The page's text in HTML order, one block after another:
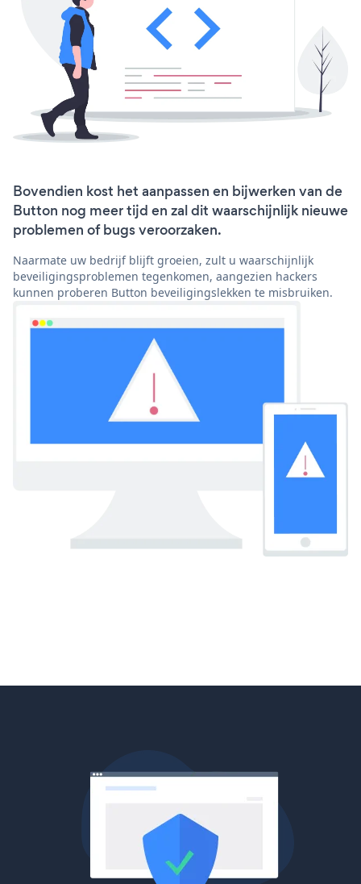
Bovendien kost het aanpassen en bijwerken van de
Button nog meer tijd en zal dit waarschijnlijk nieuwe
problemen of bugs veroorzaken.
Naarmate uw bedrijf blijft groeien, zult u waarschijnlijk
beveiligingsproblemen tegenkomen, aangezien hackers
kunnen proberen Button beveiligingslekken te misbruiken.